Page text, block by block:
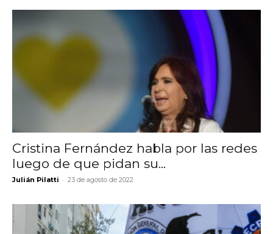
Cristina Fernández habla por las redes
luego de que pidan su...
Julián Pilatti - 23 de agosto de 2022